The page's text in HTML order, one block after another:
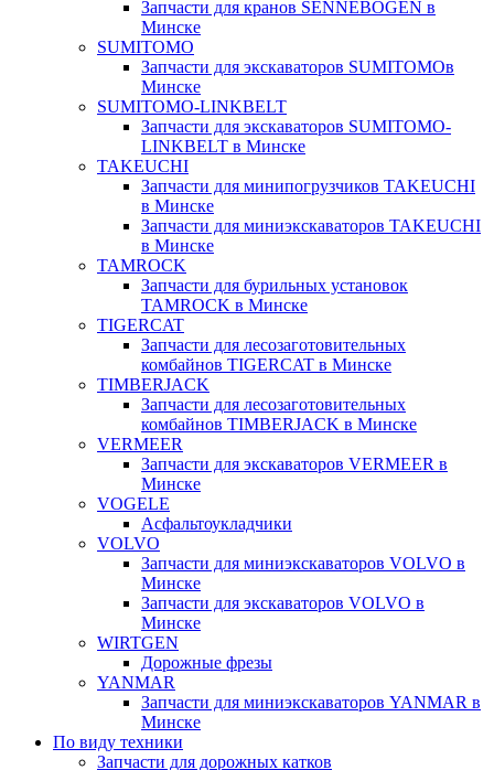
Запчасти для кранов SENNEBOGEN в
Минске
SUMITOMO
Запчасти для экскаваторов SUMITOMOв
Минске
SUMITOMO-LINKBELT
Запчасти для экскаваторов SUMITOMO-
LINKBELT в Минске
TAKEUCHI
Запчасти для минипогрузчиков TAKEUCHI
в Минске
Запчасти для миниэкскаваторов TAKEUCHI
в Минске
TAMROCK
Запчасти для бурильных установок
TAMROCK в Минске
TIGERCAT
Запчасти для лесозаготовительных
комбайнов TIGERCAT в Минске
TIMBERJACK
Запчасти для лесозаготовительных
комбайнов TIMBERJACK в Минске
VERMEER
Запчасти для экскаваторов VERMEER в
Минске
VOGELE
Асфальтоукладчики
VOLVO
Запчасти для миниэкскаваторов VOLVO в
Минске
Запчасти для экскаваторов VOLVO в
Минске
WIRTGEN
Дорожные фрезы
YANMAR
Запчасти для миниэкскаваторов YANMAR в
Минске
По виду техники
Запчасти для дорожных катков